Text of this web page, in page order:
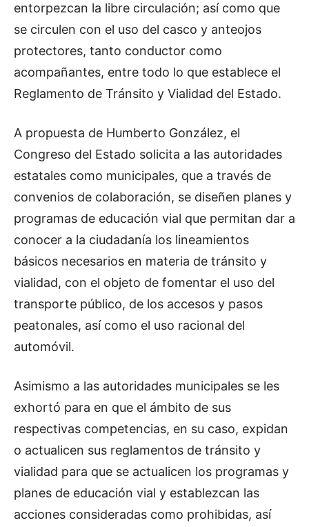
entorpezcan la libre circulación; así como que
se circulen con el uso del casco y anteojos
protectores, tanto conductor como
acompañantes, entre todo lo que establece el
Reglamento de Tránsito y Vialidad del Estado.
A propuesta de Humberto González, el
Congreso del Estado solicita a las autoridades
estatales como municipales, que a través de
convenios de colaboración, se diseñen planes y
programas de educación vial que permitan dar a
conocer a la ciudadanía los lineamientos
básicos necesarios en materia de tránsito y
vialidad, con el objeto de fomentar el uso del
transporte público, de los accesos y pasos
peatonales, así como el uso racional del
automóvil.
Asimismo a las autoridades municipales se les
exhortó para en que el ámbito de sus
respectivas competencias, en su caso, expidan
o actualicen sus reglamentos de tránsito y
vialidad para que se actualicen los programas y
planes de educación vial y establezcan las
acciones consideradas como prohibidas, así